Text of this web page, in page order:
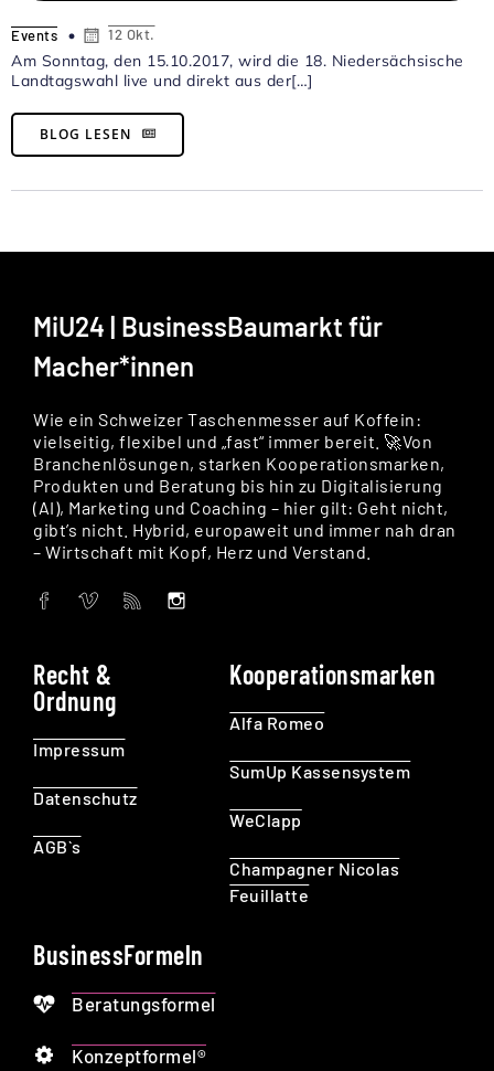
Events 12 Okt.
Am Sonntag, den 15.10.2017, wird die 18. Niedersächsische
Landtagswahl live und direkt aus der[…]
BLOG LESEN
MiU24 | BusinessBaumarkt für
Macher*innen
Wie ein Schweizer Taschenmesser auf Koffein:
vielseitig, flexibel und „fast“ immer bereit. 🚀Von
Branchenlösungen, starken Kooperationsmarken,
Produkten und Beratung bis hin zu Digitalisierung
(AI), Marketing und Coaching – hier gilt: Geht nicht,
gibt’s nicht. Hybrid, europaweit und immer nah dran
– Wirtschaft mit Kopf, Herz und Verstand.
Recht &
Ordnung
Impressum
Datenschutz
AGB`s
Kooperationsmarken
Alfa Romeo
SumUp Kassensystem
WeClapp
Champagner Nicolas
Feuillatte
BusinessFormeln
Beratungsformel
Konzeptformel®